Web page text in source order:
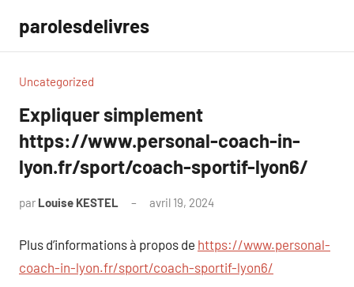
contenu
parolesdelivres
Uncategorized
Expliquer simplement
https://www.personal-coach-in-
lyon.fr/sport/coach-sportif-lyon6/
par Louise KESTEL avril 19, 2024
Plus d’informations à propos de https://www.personal-
coach-in-lyon.fr/sport/coach-sportif-lyon6/